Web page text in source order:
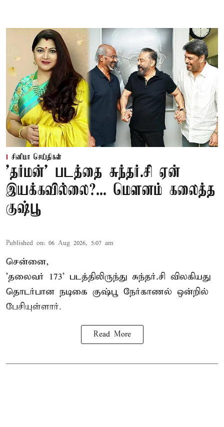
சினிமா செய்திகள்
'தர்மன்' படத்தை சுந்தர்.சி ஏன்
இயக்கவில்லை?... மௌனம் கலைத்த
குஷ்பூ
Published on: 06 Aug 2026, 5:07 am
சென்னை,
'தலைவர் 173' படத்திலிருந்து சுந்தர்.சி விலகியது
தொடர்பான நடிகை குஷ்பூ நேர்காணல் ஒன்றில்
பேசியுள்ளார்.
Read More